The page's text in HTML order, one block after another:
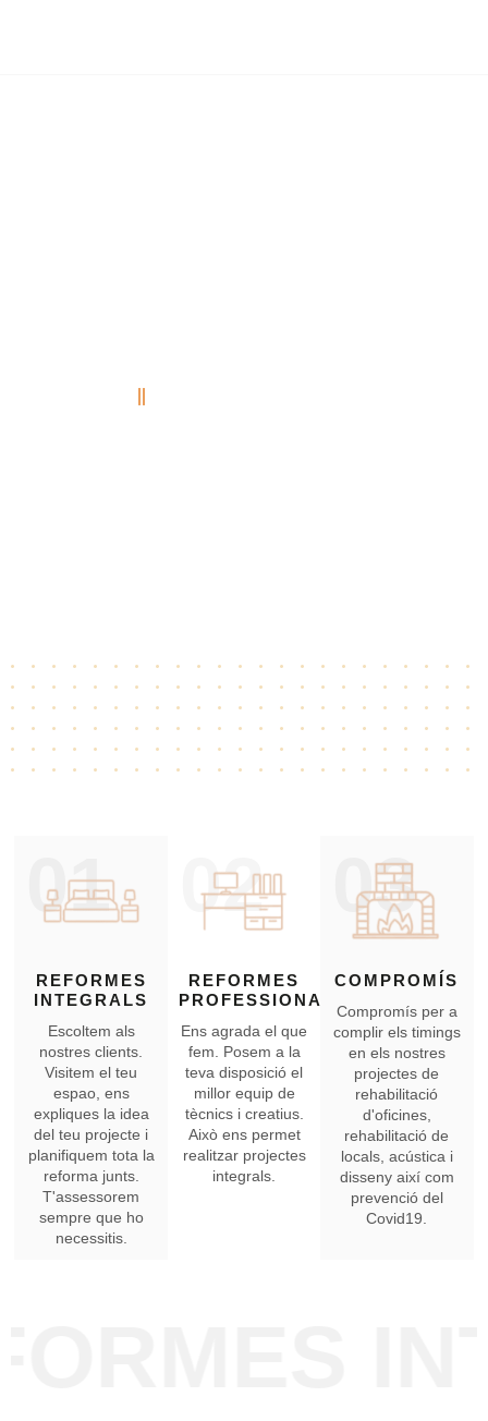
01
REFORMES
INTEGRALS
Escoltem als
nostres clients.
Visitem el teu
espao, ens
expliques la idea
del teu projecte i
planifiquem tota la
reforma junts.
T'assessorem
sempre que ho
necessitis.
02
REFORMES
PROFESSIONALS
Ens agrada el que
fem. Posem a la
teva disposició el
millor equip de
tècnics i creatius.
Això ens permet
realitzar projectes
integrals.
03
COMPROMÍS
Compromís per a
complir els timings
en els nostres
projectes de
rehabilitació
d'oficines,
rehabilitació de
locals, acústica i
disseny així com
prevenció del
Covid19.